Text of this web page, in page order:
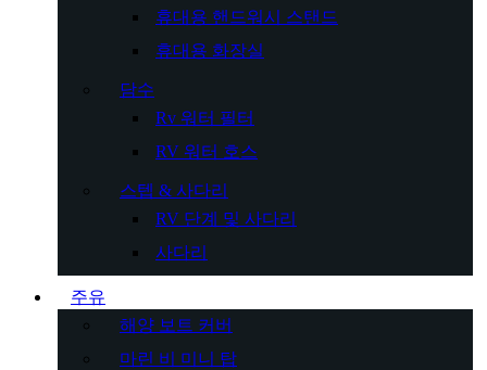
휴대용 핸드워시 스탠드
휴대용 화장실
담수
Rv 워터 필터
RV 워터 호스
스텝 & 사다리
RV 단계 및 사다리
사다리
주유
해양 보트 커버
마린 비 미니 탑